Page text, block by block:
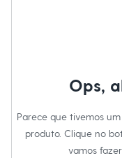
Dia dos Pais
Novidades
Roupas
Bermudas
Ops,
Parece que tivemos
produto. Clique no
vamos